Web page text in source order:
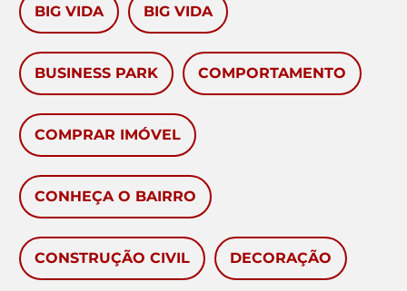
BIG VIDA BIG VIDA
BUSINESS PARK COMPORTAMENTO
COMPRAR IMÓVEL
CONHEÇA O BAIRRO
CONSTRUÇÃO CIVIL DECORAÇÃO